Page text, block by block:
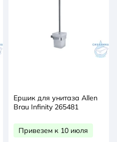
Ершик для унитаза Allen
Brau Infinity 265481
Привезем к 10 июля